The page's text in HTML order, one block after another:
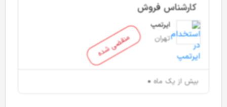
منقضی شده
کارشناس فروش
ایرتمپ
تهران
بیش از یک ماه